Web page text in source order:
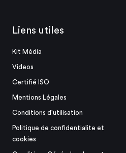
Liens utiles
Kit Média
Videos
Certifié ISO
Mentions Légales
Conditions d'utilisation
Politique de confidentialite et
cookies